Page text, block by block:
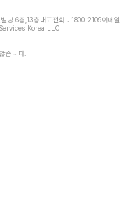
딩 6층,13층대표전화 : 1800-2109이메
Korea LLC
습니다.